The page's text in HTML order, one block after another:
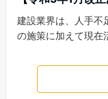
建設業界は、人手不
の施策に加えて現在